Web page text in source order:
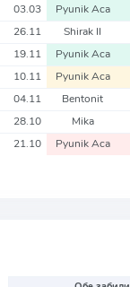
03.03 Pyunik Aca
26.11 Shirak II
19.11 Pyunik Aca
10.11 Pyunik Aca
04.11 Bentonit
28.10 Mika
21.10 Pyunik Aca